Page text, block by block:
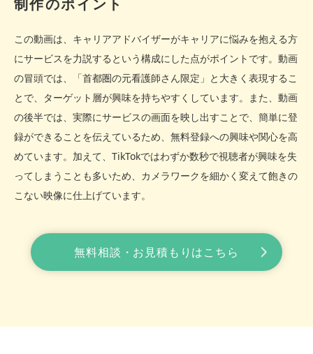
制作のポイント
この動画は、キャリアアドバイザーがキャリアに悩みを抱える方
にサービスを力説するという構成にした点がポイントです。動画
の冒頭では、「首都圏の元看護師さん限定」と大きく表現するこ
とで、ターゲット層が興味を持ちやすくしています。また、動画
の後半では、実際にサービスの画面を映し出すことで、簡単に登
録ができることを伝えているため、無料登録への興味や関心を高
めています。加えて、TikTokではわずか数秒で視聴者が興味を失
ってしまうことも多いため、カメラワークを細かく変えて飽きの
こない映像に仕上げています。
無料相談・お見積もりはこちら